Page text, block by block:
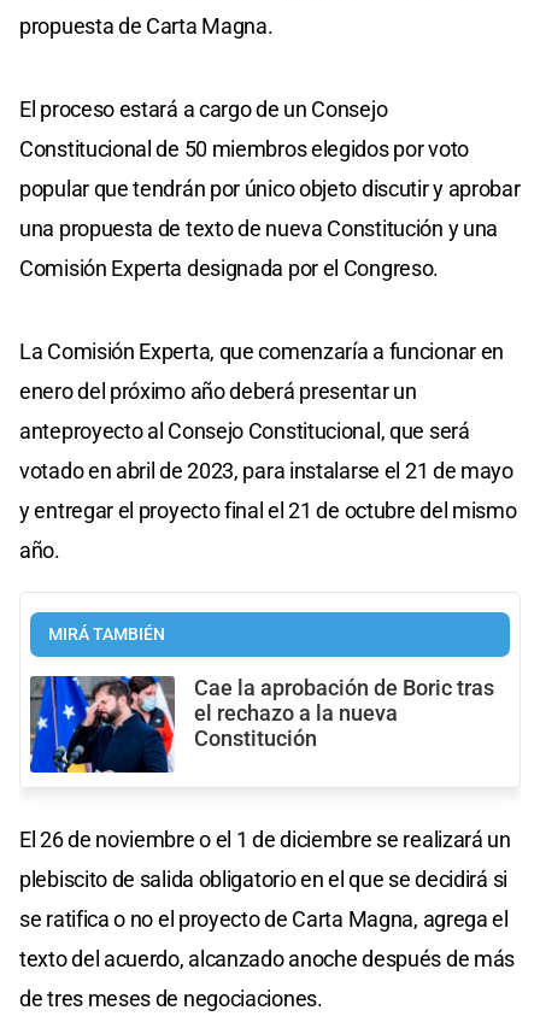
propuesta de Carta Magna.
El proceso estará a cargo de un Consejo
Constitucional de 50 miembros elegidos por voto
popular que tendrán por único objeto discutir y aprobar
una propuesta de texto de nueva Constitución y una
Comisión Experta designada por el Congreso.
La Comisión Experta, que comenzaría a funcionar en
enero del próximo año deberá presentar un
anteproyecto al Consejo Constitucional, que será
votado en abril de 2023, para instalarse el 21 de mayo
y entregar el proyecto final el 21 de octubre del mismo
año.
MIRÁ TAMBIÉN
Cae la aprobación de Boric tras
el rechazo a la nueva
Constitución
El 26 de noviembre o el 1 de diciembre se realizará un
plebiscito de salida obligatorio en el que se decidirá si
se ratifica o no el proyecto de Carta Magna, agrega el
texto del acuerdo, alcanzado anoche después de más
de tres meses de negociaciones.